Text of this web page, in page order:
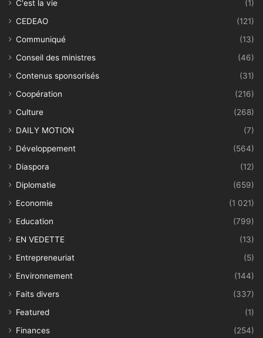
C'est la vie
(1)
CEDEAO
(121)
Communiqué
(13)
Conseil des ministres
(46)
Contenus sponsorisés
(31)
Coopération
(216)
Culture
(268)
DAILY MOTION
(7)
Développement
(564)
Diaspora
(12)
Diplomatie
(659)
Economie
(1 021)
Education
(799)
EN VEDETTE
(13)
Entrepreneuriat
(5)
Environnement
(144)
Faits divers
(337)
Featured
(1)
Finances
(254)